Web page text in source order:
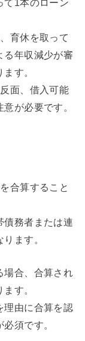
て1本のローン
育休を取って
る年収減少が審
す。
面、借入可能
が必要です。
合算すること
債務者または連
ます。
場合、合算され
ます。
理由に合算を認
須です。